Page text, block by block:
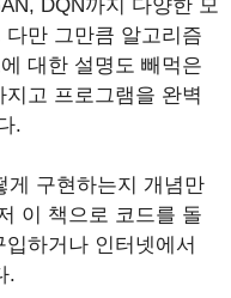
DQN까지 다양한 모
만 그만큼 알고리즘
대한 설명도 빼먹은
고 프로그램을 완벽
.
게 구현하는지 개념만
이 책으로 코드를 돌
하거나 인터넷에서
.